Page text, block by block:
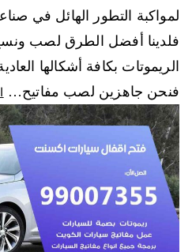
لمواكبة التطور الهائل في
فلدينا أفضل الطرق لصب
الريموتات بكافة أشكالها
فنحن جاهزين لصب مفاتيح…